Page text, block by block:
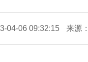
04-06 09:32:15 来源